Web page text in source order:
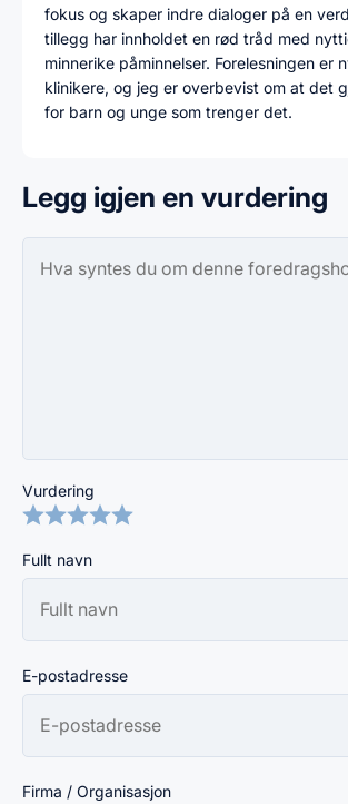
fokus og skaper indre dialoger på en
tillegg har innholdet en rød tråd med
minnerike påminnelser. Forelesningen er
klinikere, og jeg er overbevist om at det
for barn og unge som trenger det.
Legg igjen en vurdering
Vurdering
Fullt navn
E-postadresse
Firma / Organisasjon